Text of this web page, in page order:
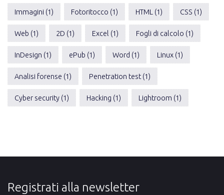
Immagini (1) Fotoritocco (1) HTML (1) CSS (1)
Web (1) 2D (1) Excel (1) Fogli di calcolo (1)
InDesign (1) ePub (1) Word (1) Linux (1)
Analisi forense (1) Penetration test (1)
Cyber security (1) Hacking (1) Lightroom (1)
Registrati alla newsletter